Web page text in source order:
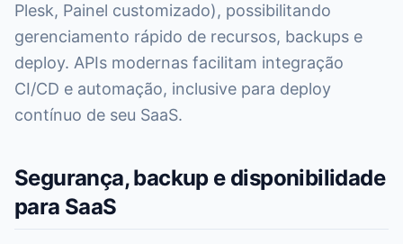
Plesk, Painel customizado), possibilitando
gerenciamento rápido de recursos, backups e
deploy. APIs modernas facilitam integração
CI/CD e automação, inclusive para deploy
contínuo de seu SaaS.
Segurança, backup e disponibilidade
para SaaS